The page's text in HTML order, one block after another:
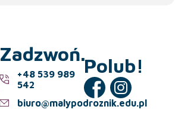
Zadzwoń.
+48 539 989
542
biuro@malypodroznik.edu.pl
Polub!